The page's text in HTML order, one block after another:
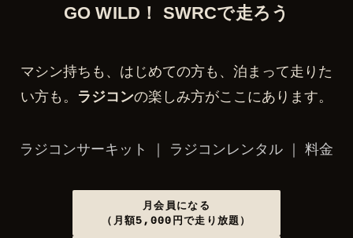
GO WILD！ SWRCで走ろう
マシン持ちも、はじめての方も、泊まって走りた
い方も。 ラジコンの楽しみ方がここにあります。
ラジコンサーキット ラジコンレンタル 料金
月会員になる
（月額5,000円で走り放題）